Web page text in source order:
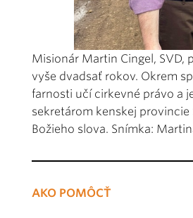
Misionár Martin Cingel, SVD,
vyše dvadsať rokov. Okrem
farnosti učí cirkevné právo a
sekretárom kenskej provincie
Božieho slova. Snímka:
AKO POMÔCŤ